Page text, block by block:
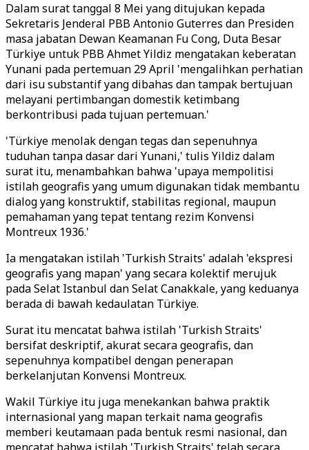
Dalam surat tanggal 8 Mei yang ditujukan kepada
Sekretaris Jenderal PBB Antonio Guterres dan Presiden
masa jabatan Dewan Keamanan Fu Cong, Duta Besar
Türkiye untuk PBB Ahmet Yildiz mengatakan keberatan
Yunani pada pertemuan 29 April 'mengalihkan perhatian
dari isu substantif yang dibahas dan tampak bertujuan
melayani pertimbangan domestik ketimbang
berkontribusi pada tujuan pertemuan.'
'Türkiye menolak dengan tegas dan sepenuhnya
tuduhan tanpa dasar dari Yunani,' tulis Yildiz dalam
surat itu, menambahkan bahwa 'upaya mempolitisi
istilah geografis yang umum digunakan tidak membantu
dialog yang konstruktif, stabilitas regional, maupun
pemahaman yang tepat tentang rezim Konvensi
Montreux 1936.'
Ia mengatakan istilah 'Turkish Straits' adalah 'ekspresi
geografis yang mapan' yang secara kolektif merujuk
pada Selat Istanbul dan Selat Canakkale, yang keduanya
berada di bawah kedaulatan Türkiye.
Surat itu mencatat bahwa istilah 'Turkish Straits'
bersifat deskriptif, akurat secara geografis, dan
sepenuhnya kompatibel dengan penerapan
berkelanjutan Konvensi Montreux.
Wakil Türkiye itu juga menekankan bahwa praktik
internasional yang mapan terkait nama geografis
memberi keutamaan pada bentuk resmi nasional, dan